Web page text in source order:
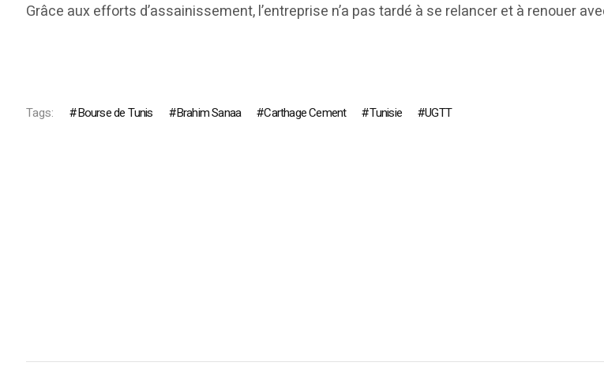
Grâce aux efforts d’assainissement, l’entreprise n’a pas tardé à se relancer et à renouer
Tags: Bourse de Tunis Brahim Sanaa Carthage Cement Tunisie UGTT